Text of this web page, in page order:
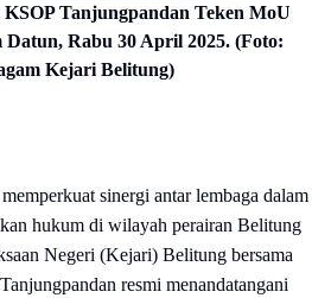
Tanjungpandan Teken MoU
Datun, Rabu 30 April 2025. (Foto:
Kejari Belitung)
sinergi antar lembaga dalam
hukum di wilayah perairan Belitung
Negeri (Kejari) Belitung bersama
resmi menandatangani